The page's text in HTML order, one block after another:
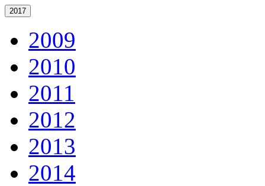
2017
2009
2010
2011
2012
2013
2014